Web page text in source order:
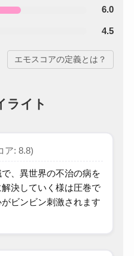
6.0
4.5
エモスコアの定義とは？
ライト
ア: 8.8)
、異世界の不治の病を
決していく様は圧巻で
ビンビン刺激されます